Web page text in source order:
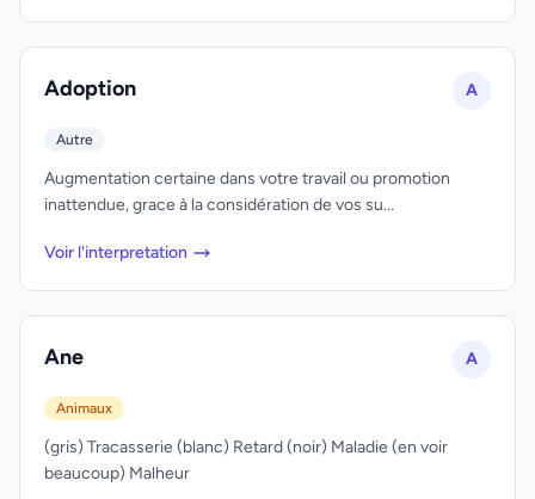
Adoption A
Autre
Augmentation certaine dans votre travail ou promotion
inattendue, grace à la considération de vos su...
Voir l'interpretation
Ane A
Animaux
(gris) Tracasserie (blanc) Retard (noir) Maladie (en voir
beaucoup) Malheur